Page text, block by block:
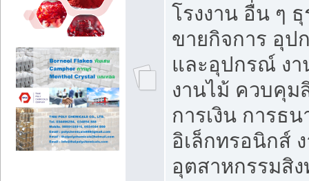
โรงงาน อื่น ๆ
ขายกิจการ อุป
และอุปกรณ์ ง
งานไม้ ควบคุม
การเงิน การธ
อิเล็กทรอนิกส์
อุตสาหกรรมสิ